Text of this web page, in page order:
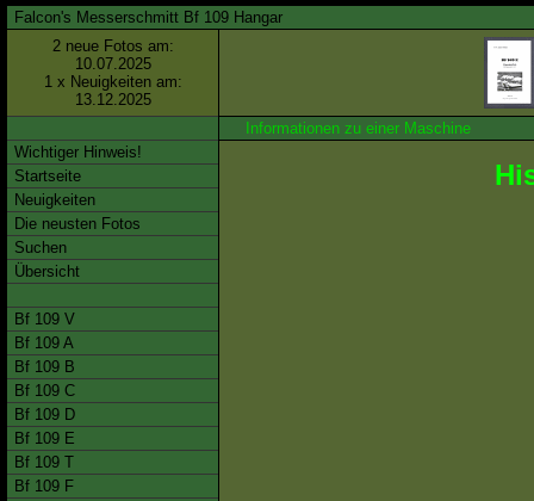
Falcon's Messerschmitt Bf 109 Hangar
2 neue Fotos am:
10.07.2025
1 x Neuigkeiten am:
13.12.2025
Wichtiger Hinweis!
Startseite
Neuigkeiten
Die neusten Fotos
Suchen
Übersicht
Bf 109 V
Bf 109 A
Bf 109 B
Bf 109 C
Bf 109 D
Bf 109 E
Bf 109 T
Bf 109 F
Informationen zu einer Maschine